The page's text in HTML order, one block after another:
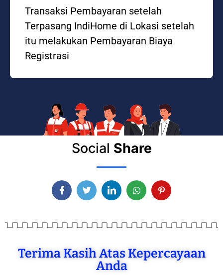
Transaksi Pembayaran setelah
Terpasang IndiHome di Lokasi setelah
itu melakukan Pembayaran Biaya
Registrasi
Social Share
Terima Kasih Atas Kepercayaan
Anda